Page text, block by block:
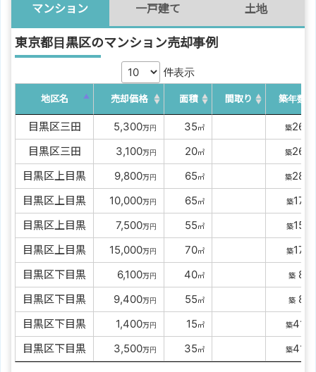
マンション 一戸建て 土地
東京都目黒区のマンション売却事例
件表示
地区名 売却価格 面積 間取り 築年数
目黒区三田 5,300万円 35㎡ 築26
目黒区三田 3,100万円 20㎡ 築26
目黒区上目黒 9,800万円 65㎡ 築28
目黒区上目黒 10,000万円 65㎡ 築17
目黒区上目黒 7,500万円 55㎡ 築15
目黒区上目黒 15,000万円 70㎡ 築17
目黒区下目黒 6,100万円 40㎡ 築 8
目黒区下目黒 9,400万円 55㎡ 築 8
目黒区下目黒 1,400万円 15㎡ 築41
目黒区下目黒 3,500万円 35㎡ 築41